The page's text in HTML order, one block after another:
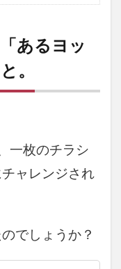
あるヨッ
。
一枚のチラシ
ャレンジされ
でしょうか？